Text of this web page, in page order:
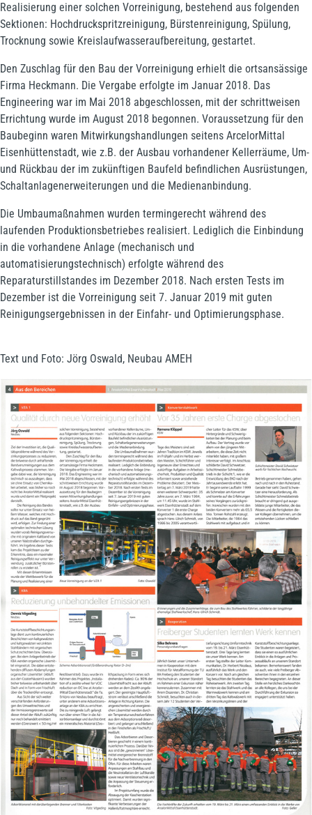
Realisierung einer solchen Vorreinigung, bestehend aus folgenden
Sektionen: Hochdruckspritzreinigung, Bürstenreinigung, Spülung,
Trocknung sowie Kreislaufwasseraufbereitung, gestartet.
Den Zuschlag für den Bau der Vorreinigung erhielt die ortsansässige
Firma Heckmann. Die Vergabe erfolgte im Januar 2018. Das
Engineering war im Mai 2018 abgeschlossen, mit der schrittweisen
Errichtung wurde im August 2018 begonnen. Voraussetzung für den
Baubeginn waren Mitwirkungshandlungen seitens ArcelorMittal
Eisenhüttenstadt, wie z.B. der Ausbau vorhandener Kellerräume, Um-
und Rückbau der im zukünftigen Baufeld befindlichen Ausrüstungen,
Schaltanlagenerweiterungen und die Medienanbindung.
Die Umbaumaßnahmen wurden termingerecht während des
laufenden Produktionsbetriebes realisiert. Lediglich die Einbindung
in die vorhandene Anlage (mechanisch und
automatisierungstechnisch) erfolgte während des
Reparaturstillstandes im Dezember 2018. Nach ersten Tests im
Dezember ist die Vorreinigung seit 7. Januar 2019 mit guten
Reinigungsergebnissen in der Einfahr- und Optimierungsphase.
Text und Foto: Jörg Oswald, Neubau AMEH